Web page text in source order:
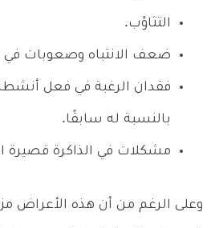
التثاؤب.
ضعف الانتباه وصعوبات في
فقدان الرغبة في فعل
بالنسبة له سابقًا.
مشكلات في الذاكرة قصيرة
وعلى الرغم من أن هذه الأعراض